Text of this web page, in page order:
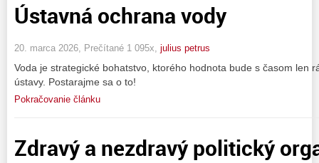
Ústavná ochrana vody
20. marca 2026, Prečítané 1 095x, julius petrus
Voda je strategické bohatstvo, ktorého hodnota bude s časom len
ústavy. Postarajme sa o to!
Pokračovanie článku
Zdravý a nezdravý politický